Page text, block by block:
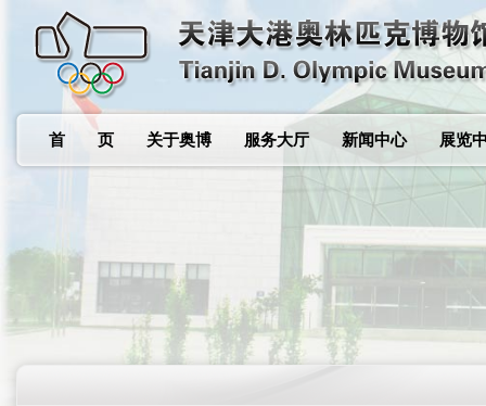
首 页 关于奥博 服务大厅 新闻中心 展览